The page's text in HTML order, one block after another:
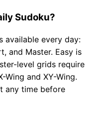
Sudoku?
available every day:
and Master. Easy is
level grids require
Wing and XY-Wing.
any time before